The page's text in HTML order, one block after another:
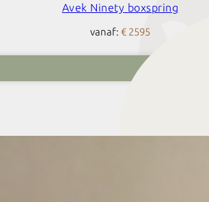
Avek Ninety boxspring
vanaf: € 2595